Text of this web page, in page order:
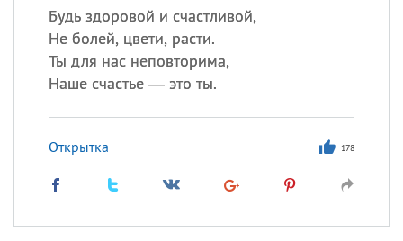
Будь здоровой и счастливой,
Не болей, цвети, расти.
Ты для нас неповторима,
Наше счастье — это ты.
Открытка 178
Александр
Анна
Посмотреть значениеи